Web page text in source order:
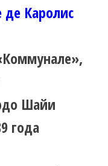
Каролис
Шайи
года